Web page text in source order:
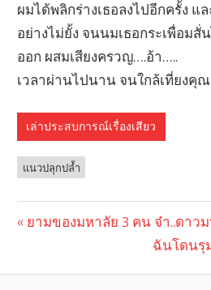
ผมได้พลิกร่างเธอลงไปอีกครั้ง แ
อย่างไม่ยั้ง จนนมเธอกระเพื่อม
ออก ผสมเสียงครวญ….อ้า…..
เวลาผ่านไปนาน จนใกล้เที่ยงคุ
เล่าประสบการณ์เรื่องเสียว
แนวปลุกปล้ำ
navigation
Previous
ยามของมหาลัย 3 คน จ๋า..ดาว
Next
ฉันโดนรุ